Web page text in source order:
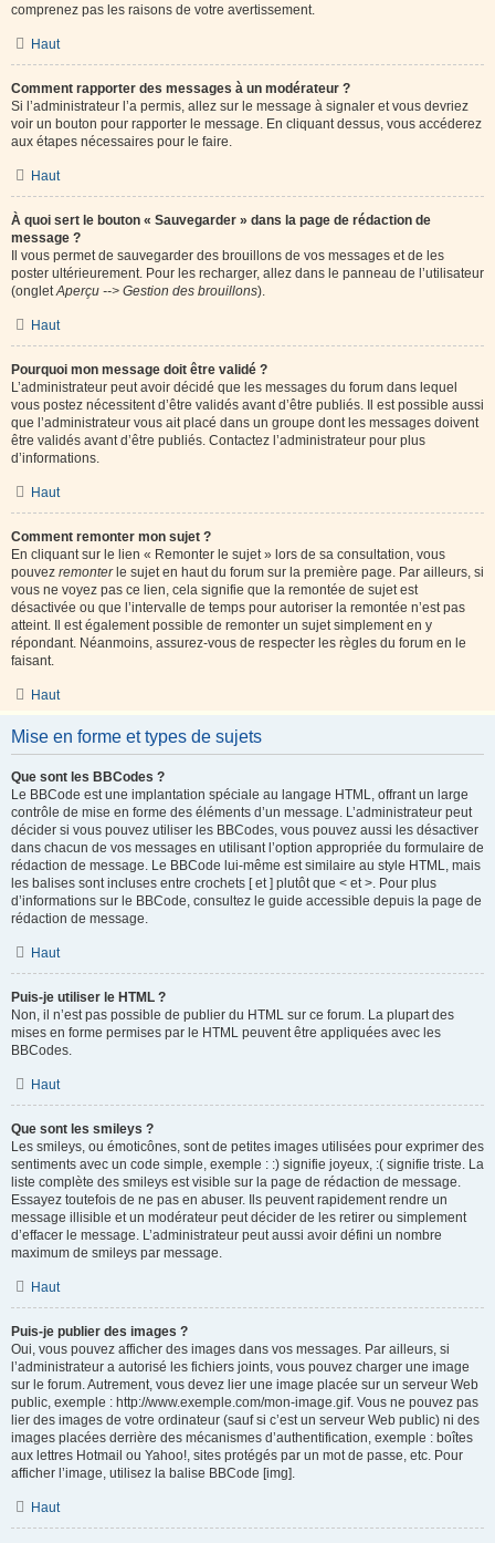
comprenez pas les raisons de votre avertissement.
Haut
Comment rapporter des messages à un modérateur ?
Si l’administrateur l’a permis, allez sur le message à signaler et vous devriez
voir un bouton pour rapporter le message. En cliquant dessus, vous accéderez
aux étapes nécessaires pour le faire.
Haut
À quoi sert le bouton « Sauvegarder » dans la page de rédaction de
message ?
Il vous permet de sauvegarder des brouillons de vos messages et de les
poster ultérieurement. Pour les recharger, allez dans le panneau de l’utilisateur
(ongletAperçu --> Gestion des brouillons).
Haut
Pourquoi mon message doit être validé ?
L’administrateur peut avoir décidé que les messages du forum dans lequel
vous postez nécessitent d’être validés avant d’être publiés. Il est possible aussi
que l’administrateur vous ait placé dans un groupe dont les messages doivent
être validés avant d’être publiés. Contactez l’administrateur pour plus
d’informations.
Haut
Comment remonter mon sujet ?
En cliquant sur le lien « Remonter le sujet » lors de sa consultation, vous
pouvez remonterle sujet en haut du forum sur la première page. Par ailleurs, si
vous ne voyez pas ce lien, cela signifie que la remontée de sujet est
désactivée ou que l’intervalle de temps pour autoriser la remontée n’est pas
atteint. Il est également possible de remonter un sujet simplement en y
répondant. Néanmoins, assurez-vous de respecter les règles du forum en le
faisant.
Haut
Mise en forme et types de sujets
Que sont les BBCodes ?
Le BBCode est une implantation spéciale au langage HTML, offrant un large
contrôle de mise en forme des éléments d’un message. L’administrateur peut
décider si vous pouvez utiliser les BBCodes, vous pouvez aussi les désactiver
dans chacun de vos messages en utilisant l’option appropriée du formulaire de
rédaction de message. Le BBCode lui-même est similaire au style HTML, mais
les balises sont incluses entre crochets [ et ] plutôt que < et >. Pour plus
d’informations sur le BBCode, consultez le guide accessible depuis la page de
rédaction de message.
Haut
Puis-je utiliser le HTML ?
Non, il n’est pas possible de publier du HTML sur ce forum. La plupart des
mises en forme permises par le HTML peuvent être appliquées avec les
BBCodes.
Haut
Que sont les smileys ?
Les smileys, ou émoticônes, sont de petites images utilisées pour exprimer des
sentiments avec un code simple, exemple : :) signifie joyeux, :( signifie triste. La
liste complète des smileys est visible sur la page de rédaction de message.
Essayez toutefois de ne pas en abuser. Ils peuvent rapidement rendre un
message illisible et un modérateur peut décider de les retirer ou simplement
d’effacer le message. L’administrateur peut aussi avoir défini un nombre
maximum de smileys par message.
Haut
Puis-je publier des images ?
Oui, vous pouvez afficher des images dans vos messages. Par ailleurs, si
l’administrateur a autorisé les fichiers joints, vous pouvez charger une image
sur le forum. Autrement, vous devez lier une image placée sur un serveur Web
public, exemple : http://www.exemple.com/mon-image.gif. Vous ne pouvez pas
lier des images de votre ordinateur (sauf si c’est un serveur Web public) ni des
images placées derrière des mécanismes d’authentification, exemple : boîtes
aux lettres Hotmail ou Yahoo!, sites protégés par un mot de passe, etc. Pour
afficher l’image, utilisez la balise BBCode [img].
Haut